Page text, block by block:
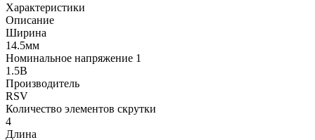
Характеристики
Описание
Ширина
14.5мм
Номинальное напряжение 1
1.5В
Производитель
RSV
Количество элементов скрутки
4
Длина